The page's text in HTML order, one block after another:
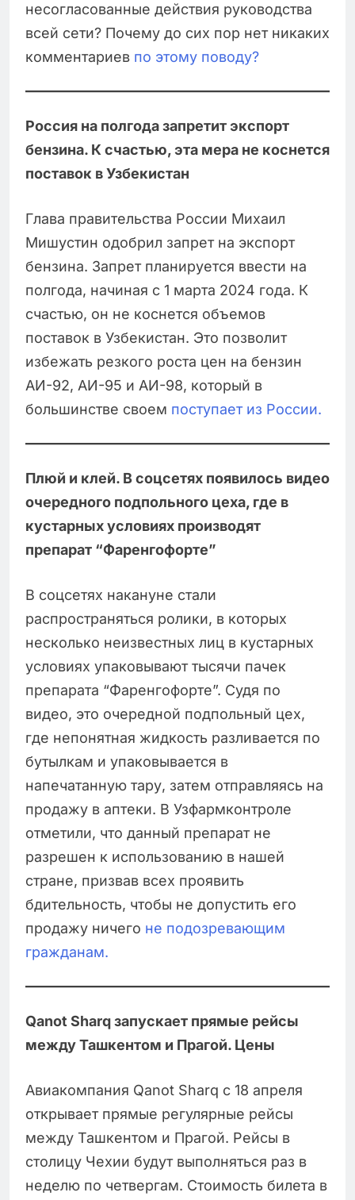
несогласованные действия руководства
всей сети? Почему до сих пор нет никаких
комментариев по этому поводу?
Россия на полгода запретит экспорт
бензина. К счастью, эта мера не коснется
поставок в Узбекистан
Глава правительства России Михаил
Мишустин одобрил запрет на экспорт
бензина. Запрет планируется ввести на
полгода, начиная с 1 марта 2024 года. К
счастью, он не коснется объемов
поставок в Узбекистан. Это позволит
избежать резкого роста цен на бензин
АИ-92, АИ-95 и АИ-98, который в
большинстве своем поступает из России.
Плюй и клей. В соцсетях появилось видео
очередного подпольного цеха, где в
кустарных условиях производят
препарат “Фаренгофорте”
В соцсетях накануне стали
распространяться ролики, в которых
несколько неизвестных лиц в кустарных
условиях упаковывают тысячи пачек
препарата “Фаренгофорте”. Судя по
видео, это очередной подпольный цех,
где непонятная жидкость разливается по
бутылкам и упаковывается в
напечатанную тару, затем отправляясь на
продажу в аптеки. В Узфармконтроле
отметили, что данный препарат не
разрешен к использованию в нашей
стране, призвав всех проявить
бдительность, чтобы не допустить его
продажу ничего не подозревающим
гражданам.
Qanot Sharq запускает прямые рейсы
между Ташкентом и Прагой. Цены
Авиакомпания Qanot Sharq с 18 апреля
открывает прямые регулярные рейсы
между Ташкентом и Прагой. Рейсы в
столицу Чехии будут выполняться раз в
неделю по четвергам. Стоимость билета в